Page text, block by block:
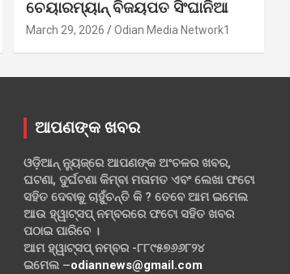
ଚେୟାରମ୍ୟାନ୍ ବିଜୟପତ ସିଂଘାନିଆ
March 29, 2026 Odian Media Network1
ଆପଣଙ୍କ ଖବର
ଓଡ଼ିଆନ୍ ନ୍ୟୁଜ୍‌ରେ ଆପଣଙ୍କ ଅଂଚଳର ଖବର,
ଘଟଣା, ଦୁର୍ଘଟଣା କିମ୍ବା ମତାମତ ଏବଂ ଲେଖା ଫଟୋ
ସହିତ ଦେବାକୁ ଚାହୁଁଚନ୍ତି କି ? ତେବେ ଆମ ଇମେଲ
ଆଉ ହ୍ୱାଟ୍‌ସପ୍ ନମ୍ବରରେ ଫଟୋ ସହିତ ଖବର
ପଠାଇ ପାରିବେ ।
ଆମ ହ୍ୱାଟ୍‌ସପ୍ ନମ୍ବର -୮୮୯୫୭୬୬୮୨୪
ଇମେଲ –odiannews@gmail.com